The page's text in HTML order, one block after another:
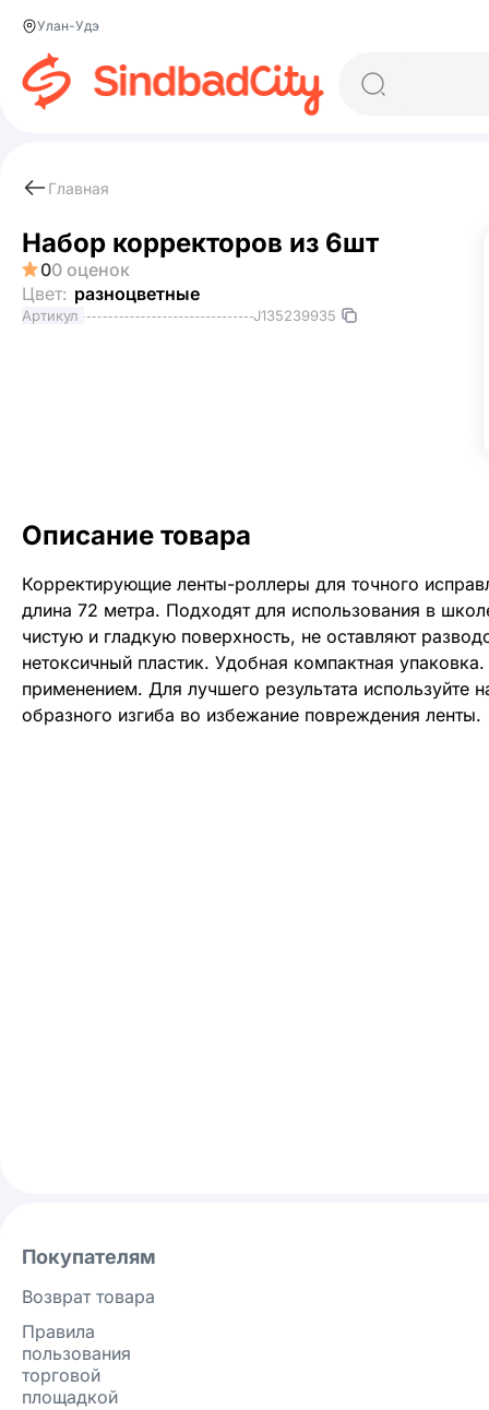
Улан-Удэ
Главная
Набор корректоров из 6шт
00 оценок
Цвет: разноцветные
Артикул J135239935
Описание товара
Корректирующие ленты-роллеры для точного
длина 72 метра. Подходят для использования в
чистую и гладкую поверхность, не оставляют
нетоксичный пластик. Удобная компактная
применением. Для лучшего результата используйте
образного изгиба во избежание повреждения ленты.
Покупателям
Возврат товара
Правила
пользования
торговой
площадкой